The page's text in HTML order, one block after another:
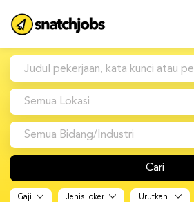
Semua Lokasi
Semua Bidang/Industri
Cari
Gaji Jenis loker Urutkan